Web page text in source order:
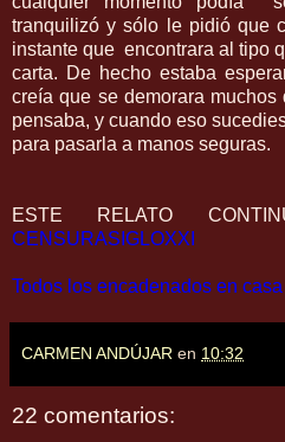
tranquilizó y sólo le pidió que
instante que encontrara al tipo
carta. De hecho estaba
creía que se demorara
pensaba, y cuando eso
para pasarla a manos seguras.
ESTE RELATO
CENSURASIGLOXXI
Todos los encadenados en
CARMEN ANDÚJAR en 10:32
22 comentarios: